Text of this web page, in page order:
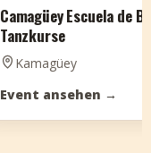
Camagüey Escuela de
Tanzkurse
Kamagüey
Event ansehen →